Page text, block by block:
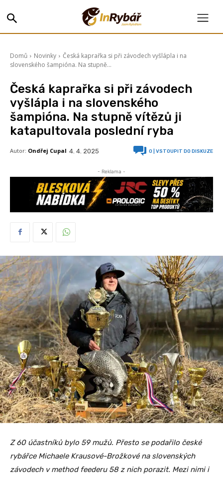
Domů Novinky
Česká kaprařka si při závodech vyšlápla i na
slovenského šampióna. Na stupně...
Česká kaprařka si při závodech
vyšlápla i na slovenského
šampióna. Na stupně vítězů ji
katapultovala poslední ryba
Autor: Ondřej Cupal 4. 4. 2025 0 | VSTOUPIT DO DISKUZE
- Reklama -
Z 60 účastníků bylo 59 mužů. Přesto se podařilo české
rybářce Michaele Krausové-Brožkové na slovenských
závodech v method feederu 58 z nich porazit. Mezi nimi i